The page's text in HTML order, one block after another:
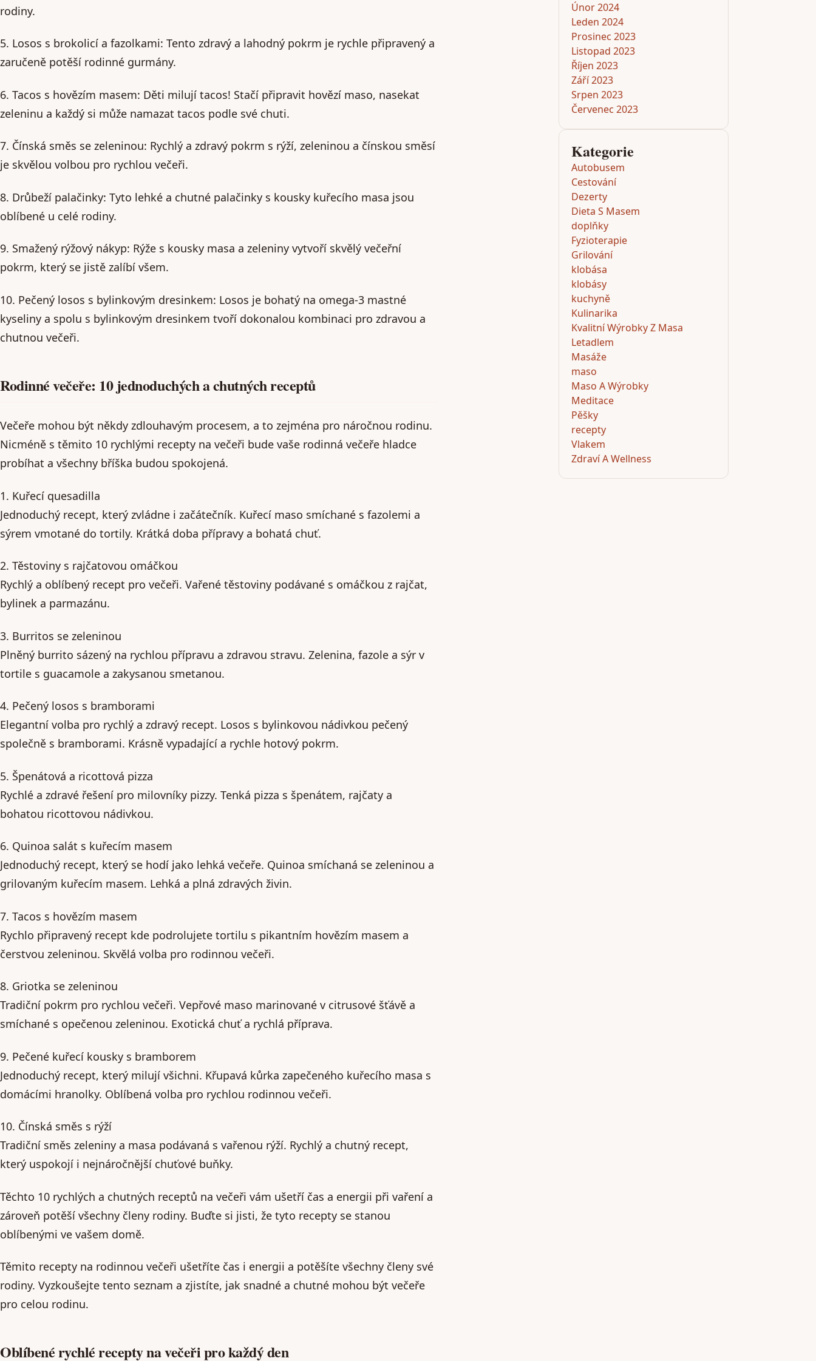
rodiny.
5. Losos s brokolicí a fazolkami: Tento zdravý a lahodný pokrm je rychle připravený a
zaručeně potěší rodinné gurmány.
6. Tacos s hovězím masem: Děti milují tacos! Stačí připravit hovězí maso, nasekat
zeleninu a každý si může namazat tacos podle své chuti.
7. Čínská směs se zeleninou: Rychlý a zdravý pokrm s rýží, zeleninou a čínskou směsí
je skvělou volbou pro rychlou večeři.
8. Drůbeží palačinky: Tyto lehké a chutné palačinky s kousky kuřecího masa jsou
oblíbené u celé rodiny.
9. Smažený rýžový nákyp: Rýže s kousky masa a zeleniny vytvoří skvělý večeřní
pokrm, který se jistě zalíbí všem.
10. Pečený losos s bylinkovým dresinkem: Losos je bohatý na omega-3 mastné
kyseliny a spolu s bylinkovým dresinkem tvoří dokonalou kombinaci pro zdravou a
chutnou večeři.
Rodinné večeře: 10 jednoduchých a chutných receptů
Večeře mohou být někdy zdlouhavým procesem, a to zejména pro náročnou rodinu.
Nicméně s těmito 10 rychlými recepty na večeři bude vaše rodinná večeře hladce
probíhat a všechny bříška budou spokojená.
1. Kuřecí quesadilla
Jednoduchý recept, který zvládne i začátečník. Kuřecí maso smíchané s fazolemi a
sýrem vmotané do tortily. Krátká doba přípravy a bohatá chuť.
2. Těstoviny s rajčatovou omáčkou
Rychlý a oblíbený recept pro večeři. Vařené těstoviny podávané s omáčkou z rajčat,
bylinek a parmazánu.
3. Burritos se zeleninou
Plněný burrito sázený na rychlou přípravu a zdravou stravu. Zelenina, fazole a sýr v
tortile s guacamole a zakysanou smetanou.
4. Pečený losos s bramborami
Elegantní volba pro rychlý a zdravý recept. Losos s bylinkovou nádivkou pečený
společně s bramborami. Krásně vypadající a rychle hotový pokrm.
5. Špenátová a ricottová pizza
Rychlé a zdravé řešení pro milovníky pizzy. Tenká pizza s špenátem, rajčaty a
bohatou ricottovou nádivkou.
6. Quinoa salát s kuřecím masem
Jednoduchý recept, který se hodí jako lehká večeře. Quinoa smíchaná se zeleninou a
grilovaným kuřecím masem. Lehká a plná zdravých živin.
7. Tacos s hovězím masem
Rychlo připravený recept kde podrolujete tortilu s pikantním hovězím masem a
čerstvou zeleninou. Skvělá volba pro rodinnou večeři.
8. Griotka se zeleninou
Tradiční pokrm pro rychlou večeři. Vepřové maso marinované v citrusové šťávě a
smíchané s opečenou zeleninou. Exotická chuť a rychlá příprava.
9. Pečené kuřecí kousky s bramborem
Jednoduchý recept, který milují všichni. Křupavá kůrka zapečeného kuřecího masa s
domácími hranolky. Oblíbená volba pro rychlou rodinnou večeři.
10. Čínská směs s rýží
Tradiční směs zeleniny a masa podávaná s vařenou rýží. Rychlý a chutný recept,
který uspokojí i nejnáročnější chuťové buňky.
Těchto 10 rychlých a chutných receptů na večeři vám ušetří čas a energii při vaření a
zároveň potěší všechny členy rodiny. Buďte si jisti, že tyto recepty se stanou
oblíbenými ve vašem domě.
Těmito recepty na rodinnou večeři ušetříte čas i energii a potěšíte všechny členy své
rodiny. Vyzkoušejte tento seznam a zjistíte, jak snadné a chutné mohou být večeře
pro celou rodinu.
Oblíbené rychlé recepty na večeři pro každý den
Únor 2024
Leden 2024
Prosinec 2023
Listopad 2023
Říjen 2023
Září 2023
Srpen 2023
Červenec 2023
Kategorie
Autobusem
Cestování
Dezerty
Dieta S Masem
doplňky
Fyzioterapie
Grilování
klobása
klobásy
kuchyně
Kulinarika
Kvalitní Wýrobky Z Masa
Letadlem
Masáže
maso
Maso A Wýrobky
Meditace
Pěšky
recepty
Vlakem
Zdraví A Wellness